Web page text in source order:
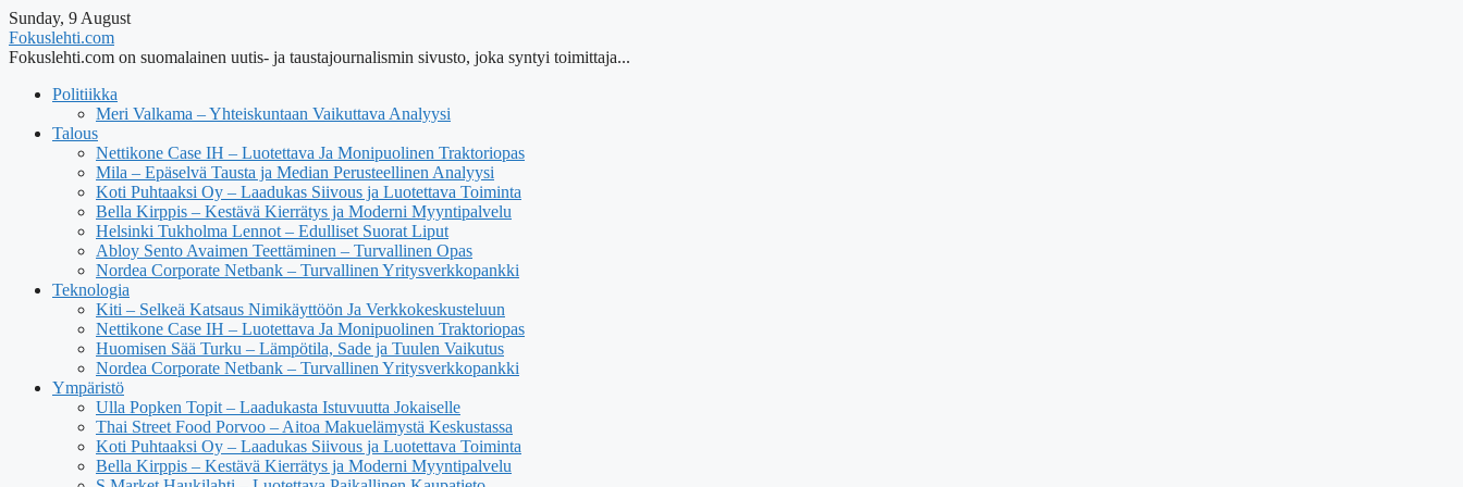
Sunday, 9 August
Fokuslehti.com
Fokuslehti.com on suomalainen uutis- ja taustajournalismin sivusto, joka syntyi toimittaja...
Politiikka
Meri Valkama – Yhteiskuntaan Vaikuttava Analyysi
Talous
Nettikone Case IH – Luotettava Ja Monipuolinen Traktoriopas
Mila – Epäselvä Tausta ja Median Perusteellinen Analyysi
Koti Puhtaaksi Oy – Laadukas Siivous ja Luotettava Toiminta
Bella Kirppis – Kestävä Kierrätys ja Moderni Myyntipalvelu
Helsinki Tukholma Lennot – Edulliset Suorat Liput
Abloy Sento Avaimen Teettäminen – Turvallinen Opas
Nordea Corporate Netbank – Turvallinen Yritysverkkopankki
Teknologia
Kiti – Selkeä Katsaus Nimikäyttöön Ja Verkkokeskusteluun
Nettikone Case IH – Luotettava Ja Monipuolinen Traktoriopas
Huomisen Sää Turku – Lämpötila, Sade ja Tuulen Vaikutus
Nordea Corporate Netbank – Turvallinen Yritysverkkopankki
Ympäristö
Ulla Popken Topit – Laadukasta Istuvuutta Jokaiselle
Thai Street Food Porvoo – Aitoa Makuelämystä Keskustassa
Koti Puhtaaksi Oy – Laadukas Siivous ja Luotettava Toiminta
Bella Kirppis – Kestävä Kierrätys ja Moderni Myyntipalvelu